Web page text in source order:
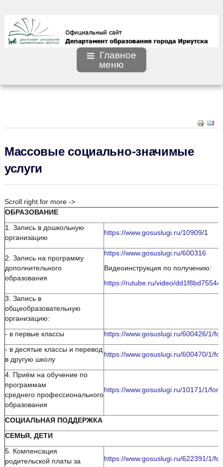
Главное
меню
Массовые социально-значимые
услуги
Scroll right for more ->
ОБРАЗОВАНИЕ
1. Запись в дошкольную
организацию
https://www.gosuslugi.ru/10909/1
2. Запись на программу
дополнительного
образования
https://www.gosuslugi.ru/600316
Видеоинструкция по получению:
https://rutube.ru/video/
3. Запись в
общеобразовательную
организацию:
- в первые классы https://www.gosuslugi.ru/600426/1/
- в десятые классы и перевод
в другую школу
https://www.gosuslugi.ru/600470/1/
4. Приём на обучение по
программам
среднего профессионального
образования
https://www.gosuslugi.ru/10171/1/
СОЦИАЛЬНАЯ ПОДДЕРЖКА
СЕМЬЯ, ДЕТИ
5. Компенсация
родительской платы за
https://www.gosuslugi.ru/622391/1/